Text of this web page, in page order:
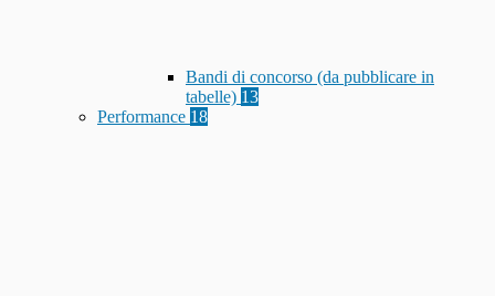
Bandi di concorso (da pubblicare in
tabelle) 13
Performance 18